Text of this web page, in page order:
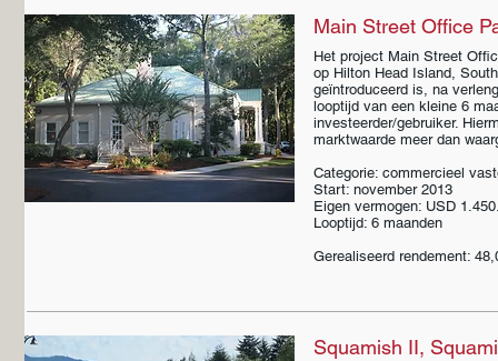
Main Street Office
Het project Main Street
op Hilton Head Island,
geïntroduceerd is, na
looptijd van een kleine 6
investeerder/gebruiker.
marktwaarde meer dan
Categorie: commercieel
Start: november 2013
Eigen vermogen: USD
Looptijd: 6 maanden
Gerealiseerd rendement:
Squamish II,